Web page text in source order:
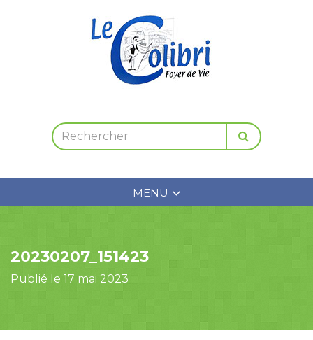
MENU
20230207_151423
Publié le 17 mai 2023